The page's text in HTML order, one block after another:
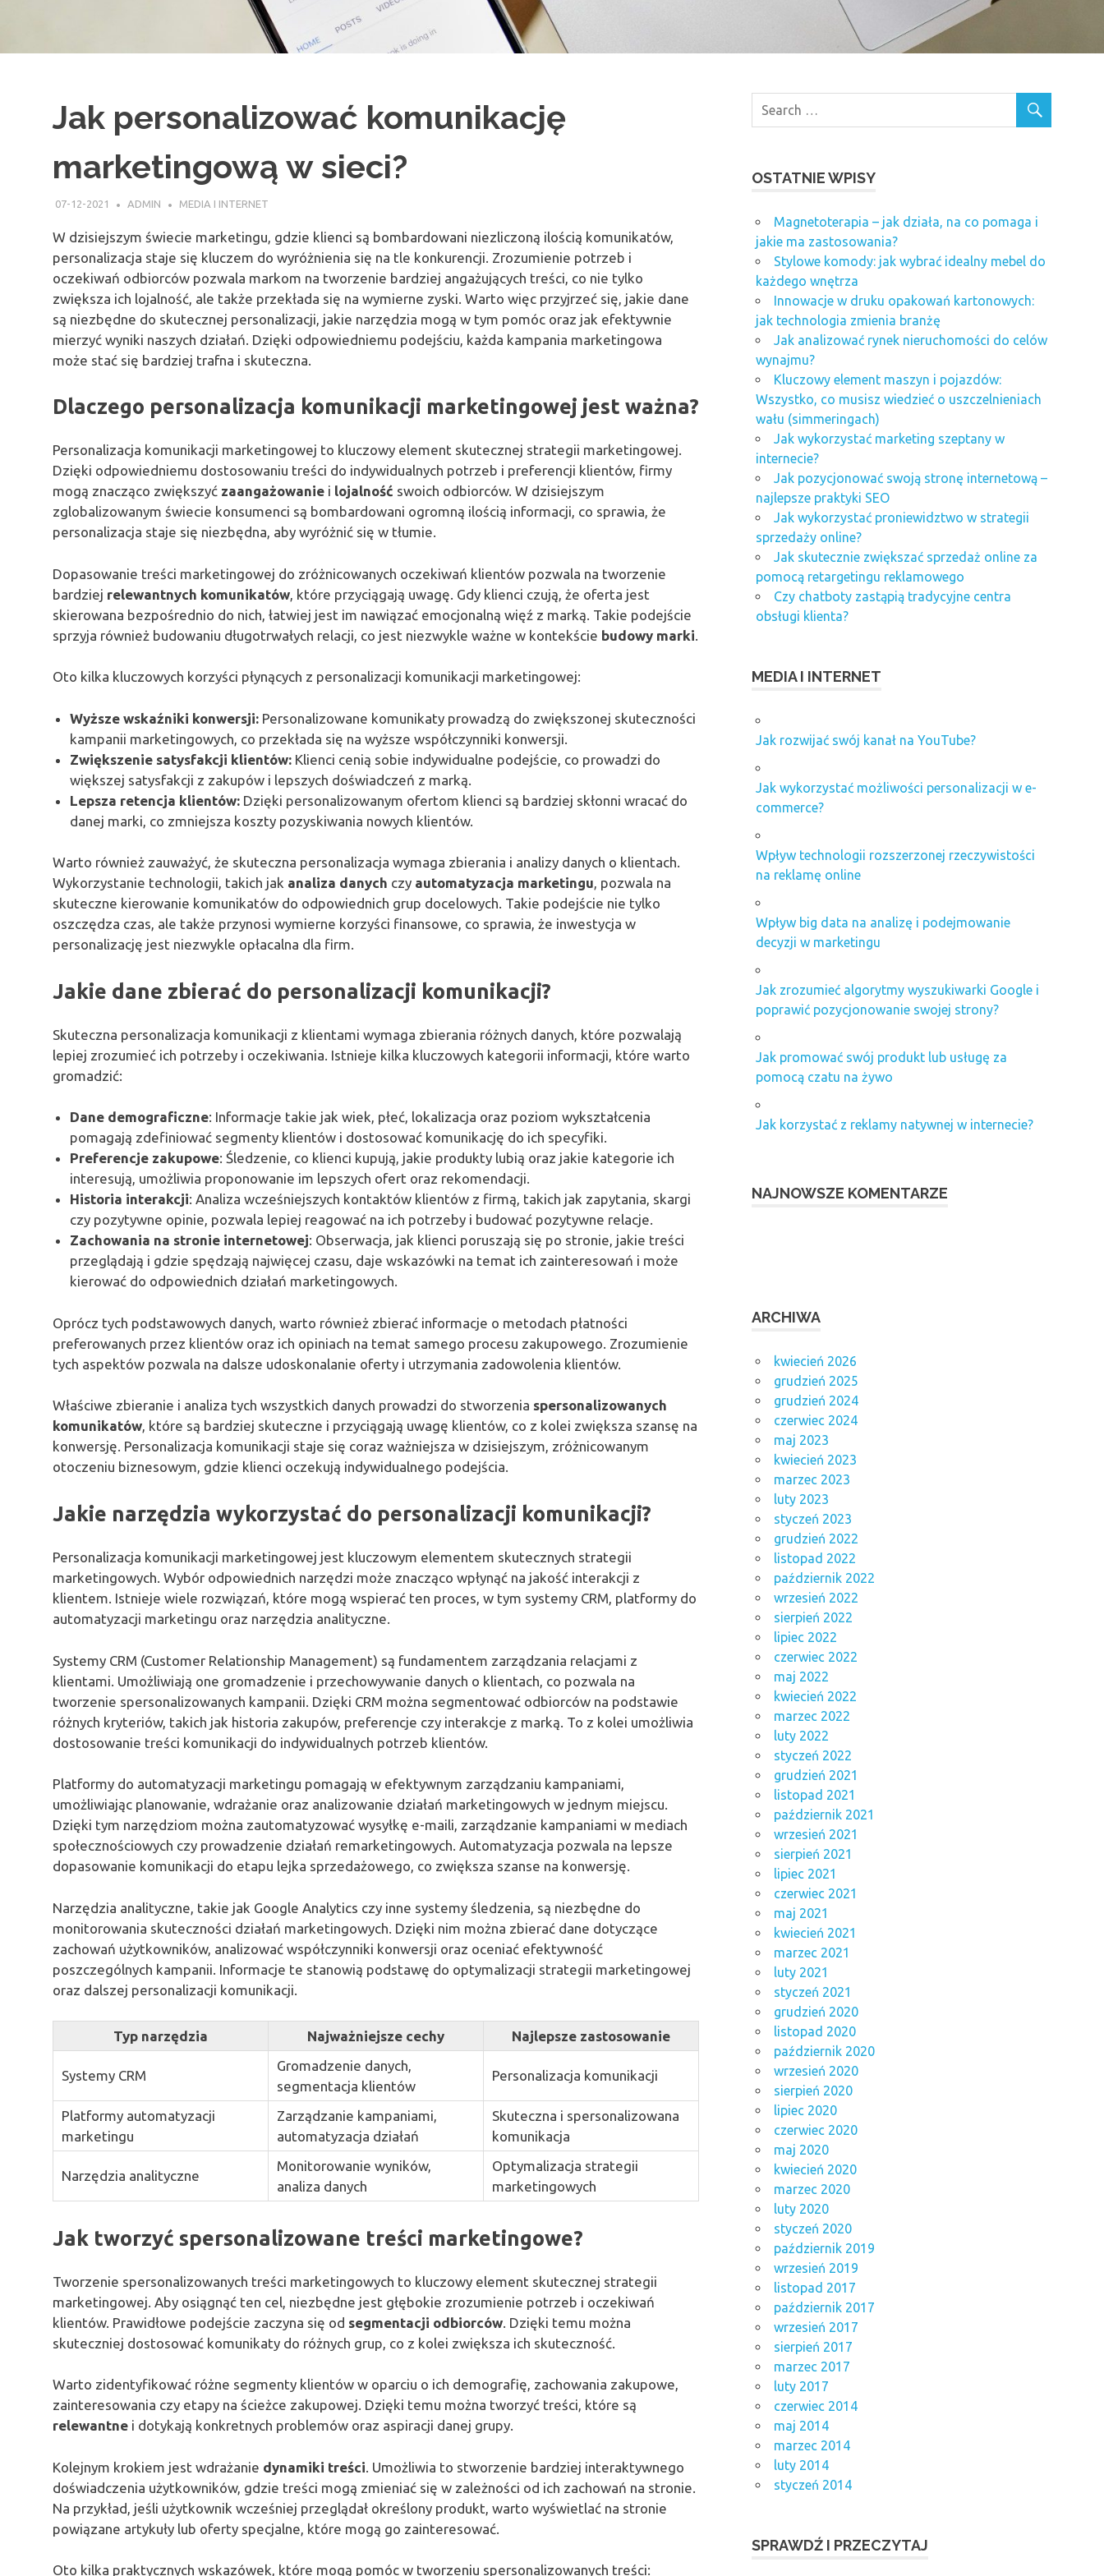
Jak personalizować komunikację
marketingową w sieci?
07-12-2021 ADMIN MEDIA I INTERNET
W dzisiejszym świecie marketingu, gdzie klienci są bombardowani niezliczoną ilością komunikatów,
personalizacja staje się kluczem do wyróżnienia się na tle konkurencji. Zrozumienie potrzeb i
oczekiwań odbiorców pozwala markom na tworzenie bardziej angażujących treści, co nie tylko
zwiększa ich lojalność, ale także przekłada się na wymierne zyski. Warto więc przyjrzeć się, jakie dane
są niezbędne do skutecznej personalizacji, jakie narzędzia mogą w tym pomóc oraz jak efektywnie
mierzyć wyniki naszych działań. Dzięki odpowiedniemu podejściu, każda kampania marketingowa
może stać się bardziej trafna i skuteczna.
Dlaczego personalizacja komunikacji marketingowej jest ważna?
Personalizacja komunikacji marketingowej to kluczowy element skutecznej strategii marketingowej.
Dzięki odpowiedniemu dostosowaniu treści do indywidualnych potrzeb i preferencji klientów, firmy
mogą znacząco zwiększyć zaangażowanie i lojalność swoich odbiorców. W dzisiejszym
zglobalizowanym świecie konsumenci są bombardowani ogromną ilością informacji, co sprawia, że
personalizacja staje się niezbędna, aby wyróżnić się w tłumie.
Dopasowanie treści marketingowej do zróżnicowanych oczekiwań klientów pozwala na tworzenie
bardziej relewantnych komunikatów , które przyciągają uwagę. Gdy klienci czują, że oferta jest
skierowana bezpośrednio do nich, łatwiej jest im nawiązać emocjonalną więź z marką. Takie podejście
sprzyja również budowaniu długotrwałych relacji, co jest niezwykle ważne w kontekście budowy marki
Oto kilka kluczowych korzyści płynących z personalizacji komunikacji marketingowej:
Wyższe wskaźniki konwersji: Personalizowane komunikaty prowadzą do zwiększonej skuteczności
kampanii marketingowych, co przekłada się na wyższe współczynniki konwersji.
Zwiększenie satysfakcji klientów: Klienci cenią sobie indywidualne podejście, co prowadzi do
większej satysfakcji z zakupów i lepszych doświadczeń z marką.
Lepsza retencja klientów: Dzięki personalizowanym ofertom klienci są bardziej skłonni wracać do
danej marki, co zmniejsza koszty pozyskiwania nowych klientów.
Warto również zauważyć, że skuteczna personalizacja wymaga zbierania i analizy danych o klientach.
Wykorzystanie technologii, takich jak analiza danych czy automatyzacja marketingu, pozwala na
skuteczne kierowanie komunikatów do odpowiednich grup docelowych. Takie podejście nie tylko
oszczędza czas, ale także przynosi wymierne korzyści finansowe, co sprawia, że inwestycja w
personalizację jest niezwykle opłacalna dla firm.
Jakie dane zbierać do personalizacji komunikacji?
Skuteczna personalizacja komunikacji z klientami wymaga zbierania różnych danych, które pozwalają
lepiej zrozumieć ich potrzeby i oczekiwania. Istnieje kilka kluczowych kategorii informacji, które warto
gromadzić:
Dane demograficzne: Informacje takie jak wiek, płeć, lokalizacja oraz poziom wykształcenia
pomagają zdefiniować segmenty klientów i dostosować komunikację do ich specyfiki.
Preferencje zakupowe: Śledzenie, co klienci kupują, jakie produkty lubią oraz jakie kategorie ich
interesują, umożliwia proponowanie im lepszych ofert oraz rekomendacji.
Historia interakcji: Analiza wcześniejszych kontaktów klientów z firmą, takich jak zapytania, skargi
czy pozytywne opinie, pozwala lepiej reagować na ich potrzeby i budować pozytywne relacje.
Zachowania na stronie internetowej: Obserwacja, jak klienci poruszają się po stronie, jakie treści
przeglądają i gdzie spędzają najwięcej czasu, daje wskazówki na temat ich zainteresowań i może
kierować do odpowiednich działań marketingowych.
Oprócz tych podstawowych danych, warto również zbierać informacje o metodach płatności
preferowanych przez klientów oraz ich opiniach na temat samego procesu zakupowego. Zrozumienie
tych aspektów pozwala na dalsze udoskonalanie oferty i utrzymania zadowolenia klientów.
Właściwe zbieranie i analiza tych wszystkich danych prowadzi do stworzenia spersonalizowanych
komunikatów, które są bardziej skuteczne i przyciągają uwagę klientów, co z kolei zwiększa szansę na
konwersję. Personalizacja komunikacji staje się coraz ważniejsza w dzisiejszym, zróżnicowanym
otoczeniu biznesowym, gdzie klienci oczekują indywidualnego podejścia.
Jakie narzędzia wykorzystać do personalizacji komunikacji?
Personalizacja komunikacji marketingowej jest kluczowym elementem skutecznych strategii
marketingowych. Wybór odpowiednich narzędzi może znacząco wpłynąć na jakość interakcji z
klientem. Istnieje wiele rozwiązań, które mogą wspierać ten proces, w tym systemy CRM, platformy do
automatyzacji marketingu oraz narzędzia analityczne.
Systemy CRM (Customer Relationship Management) są fundamentem zarządzania relacjami z
klientami. Umożliwiają one gromadzenie i przechowywanie danych o klientach, co pozwala na
tworzenie spersonalizowanych kampanii. Dzięki CRM można segmentować odbiorców na podstawie
różnych kryteriów, takich jak historia zakupów, preferencje czy interakcje z marką. To z kolei umożliwia
dostosowanie treści komunikacji do indywidualnych potrzeb klientów.
Platformy do automatyzacji marketingu pomagają w efektywnym zarządzaniu kampaniami,
umożliwiając planowanie, wdrażanie oraz analizowanie działań marketingowych w jednym miejscu.
Dzięki tym narzędziom można zautomatyzować wysyłkę e-maili, zarządzanie kampaniami w mediach
społecznościowych czy prowadzenie działań remarketingowych. Automatyzacja pozwala na lepsze
dopasowanie komunikacji do etapu lejka sprzedażowego, co zwiększa szanse na konwersję.
Narzędzia analityczne, takie jak Google Analytics czy inne systemy śledzenia, są niezbędne do
monitorowania skuteczności działań marketingowych. Dzięki nim można zbierać dane dotyczące
zachowań użytkowników, analizować współczynniki konwersji oraz oceniać efektywność
poszczególnych kampanii. Informacje te stanowią podstawę do optymalizacji strategii marketingowej
oraz dalszej personalizacji komunikacji.
Typ narzędzia Najważniejsze cechy Najlepsze zastosowanie
Systemy CRM
Gromadzenie danych,
segmentacja klientów
Personalizacja komunikacji
Platformy automatyzacji
marketingu
Zarządzanie kampaniami,
automatyzacja działań
Skuteczna i spersonalizowana
komunikacja
Narzędzia analityczne
Monitorowanie wyników,
analiza danych
Optymalizacja strategii
marketingowych
Jak tworzyć spersonalizowane treści marketingowe?
Tworzenie spersonalizowanych treści marketingowych to kluczowy element skutecznej strategii
marketingowej. Aby osiągnąć ten cel, niezbędne jest głębokie zrozumienie potrzeb i oczekiwań
klientów. Prawidłowe podejście zaczyna się od segmentacji odbiorców . Dzięki temu można
skuteczniej dostosować komunikaty do różnych grup, co z kolei zwiększa ich skuteczność.
Warto zidentyfikować różne segmenty klientów w oparciu o ich demografię, zachowania zakupowe,
zainteresowania czy etapy na ścieżce zakupowej. Dzięki temu można tworzyć treści, które są
relewantne i dotykają konkretnych problemów oraz aspiracji danej grupy.
Kolejnym krokiem jest wdrażanie dynamiki treści . Umożliwia to stworzenie bardziej interaktywnego
doświadczenia użytkowników, gdzie treści mogą zmieniać się w zależności od ich zachowań na stronie.
Na przykład, jeśli użytkownik wcześniej przeglądał określony produkt, warto wyświetlać na stronie
powiązane artykuły lub oferty specjalne, które mogą go zainteresować.
Oto kilka praktycznych wskazówek, które mogą pomóc w tworzeniu spersonalizowanych treści:
OSTATNIE WPISY
Magnetoterapia – jak działa, na co pomaga i
jakie ma zastosowania?
Stylowe komody: jak wybrać idealny mebel do
każdego wnętrza
Innowacje w druku opakowań kartonowych:
jak technologia zmienia branżę
Jak analizować rynek nieruchomości do celów
wynajmu?
Kluczowy element maszyn i pojazdów:
Wszystko, co musisz wiedzieć o uszczelnieniach
wału (simmeringach)
Jak wykorzystać marketing szeptany w
internecie?
Jak pozycjonować swoją stronę internetową –
najlepsze praktyki SEO
Jak wykorzystać proniewidztwo w strategii
sprzedaży online?
Jak skutecznie zwiększać sprzedaż online za
pomocą retargetingu reklamowego
Czy chatboty zastąpią tradycyjne centra
obsługi klienta?
MEDIA I INTERNET
Jak rozwijać swój kanał na YouTube?
Jak wykorzystać możliwości personalizacji w e-
commerce?
Wpływ technologii rozszerzonej rzeczywistości
na reklamę online
Wpływ big data na analizę i podejmowanie
decyzji w marketingu
Jak zrozumieć algorytmy wyszukiwarki Google i
poprawić pozycjonowanie swojej strony?
Jak promować swój produkt lub usługę za
pomocą czatu na żywo
Jak korzystać z reklamy natywnej w internecie?
NAJNOWSZE KOMENTARZE
ARCHIWA
kwiecień 2026
grudzień 2025
grudzień 2024
czerwiec 2024
maj 2023
kwiecień 2023
marzec 2023
luty 2023
styczeń 2023
grudzień 2022
listopad 2022
październik 2022
wrzesień 2022
sierpień 2022
lipiec 2022
czerwiec 2022
maj 2022
kwiecień 2022
marzec 2022
luty 2022
styczeń 2022
grudzień 2021
listopad 2021
październik 2021
wrzesień 2021
sierpień 2021
lipiec 2021
czerwiec 2021
maj 2021
kwiecień 2021
marzec 2021
luty 2021
styczeń 2021
grudzień 2020
listopad 2020
październik 2020
wrzesień 2020
sierpień 2020
lipiec 2020
czerwiec 2020
maj 2020
kwiecień 2020
marzec 2020
luty 2020
styczeń 2020
październik 2019
wrzesień 2019
listopad 2017
październik 2017
wrzesień 2017
sierpień 2017
marzec 2017
luty 2017
czerwiec 2014
maj 2014
marzec 2014
luty 2014
styczeń 2014
SPRAWDŹ I PRZECZYTAJ